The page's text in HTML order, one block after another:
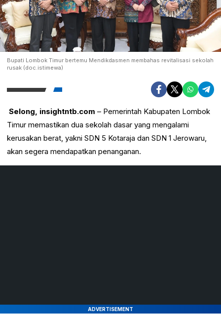
Bupati Lombok Timur bertemu Mendikdasmen membahas revitalisasi sekolah
rusak (doc.istimewa)
Selong, insightntb.com – Pemerintah Kabupaten Lombok
Timur memastikan dua sekolah dasar yang mengalami
kerusakan berat, yakni SDN 5 Kotaraja dan SDN 1 Jerowaru,
akan segera mendapatkan penanganan.
ADVERTISEMENT